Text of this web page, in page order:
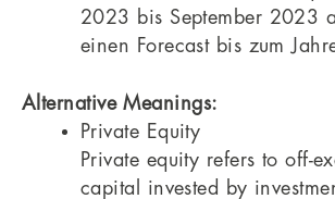
2023 bis September 2023
einen Forecast bis zum
Alternative Meanings:
Private Equity
Private equity refers to off-
capital invested by